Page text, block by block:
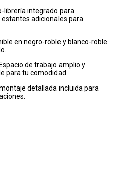
librería integrado para
adicionales para
en negro-roble y blanco-roble
de trabajo amplio y
para tu comodidad.
detallada incluida para